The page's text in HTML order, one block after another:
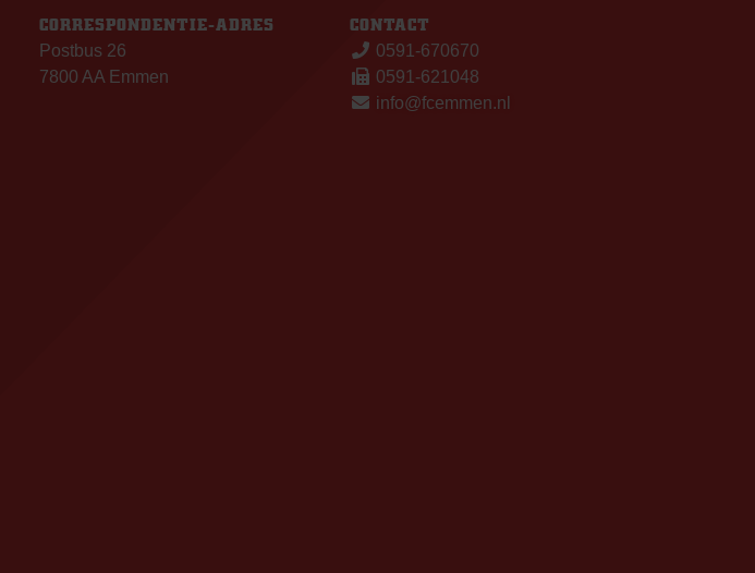
CORRESPONDENTIE-ADRES
Postbus 26
7800 AA Emmen
CONTACT
0591-670670
0591-621048
info@fcemmen.nl